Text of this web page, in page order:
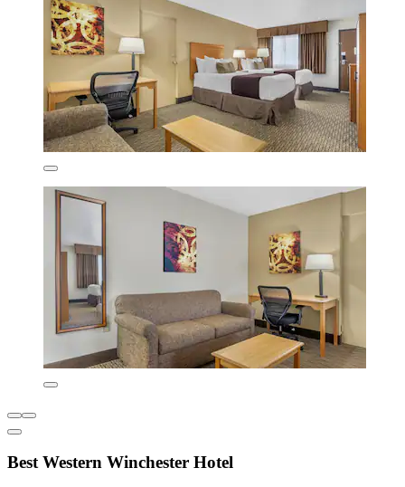
Best Western Winchester Hotel